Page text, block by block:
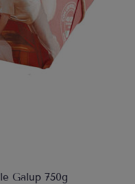
Galup 750g